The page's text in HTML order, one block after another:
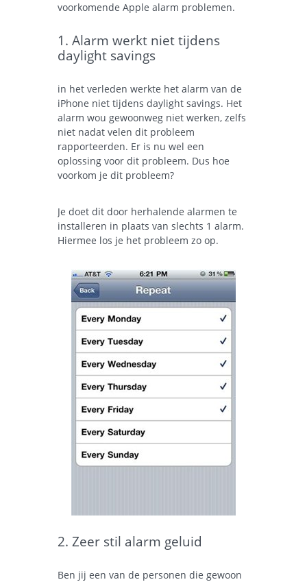
voorkomende Apple alarm problemen.
1. Alarm werkt niet tijdens
daylight savings
in het verleden werkte het alarm van de
iPhone niet tijdens daylight savings. Het
alarm wou gewoonweg niet werken, zelfs
niet nadat velen dit probleem
rapporteerden. Er is nu wel een
oplossing voor dit probleem. Dus hoe
voorkom je dit probleem?
Je doet dit door herhalende alarmen te
installeren in plaats van slechts 1 alarm.
Hiermee los je het probleem zo op.
2. Zeer stil alarm geluid
Ben jij een van de personen die gewoon